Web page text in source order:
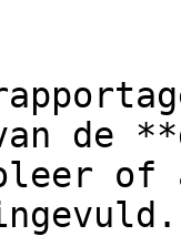
de